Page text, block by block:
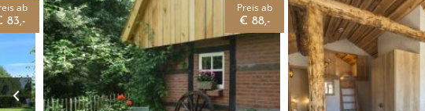
ab
83,-
Preis ab
€ 88,-